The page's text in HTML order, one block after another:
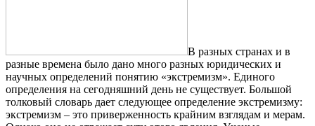
В разных странах и в
разные времена было дано много разных юридических и
научных определений понятию «экстремизм». Единого
определения на сегодняшний день не существует. Большой
толковый словарь дает следующее определение экстремизму:
экстремизм – это приверженность крайним взглядам и мерам.